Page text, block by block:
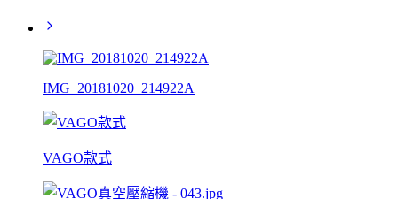
IMG_20181020_214922A
VAGO款式